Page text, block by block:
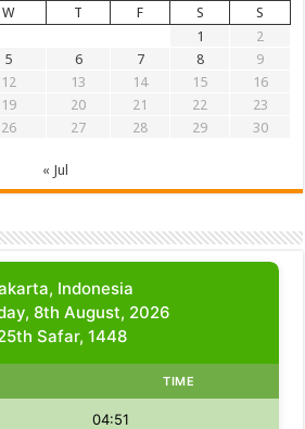
W T F S
S
1
2
5 6 7 8
9
12 13 14 15
16
19 20 21 22
23
26 27 28 29
30
« Jul
Indonesia
8th August, 2026
Safar, 1448
TIME
04:51